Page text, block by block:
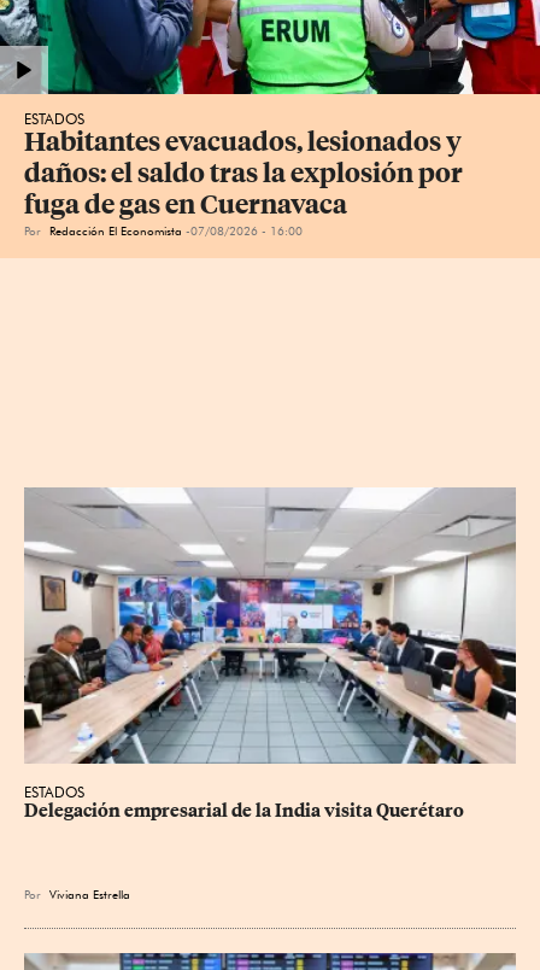
ESTADOS
Habitantes evacuados, lesionados y
daños: el saldo tras la explosión por
fuga de gas en Cuernavaca
Por Redacción El Economista 07/08/2026 - 16:00
ESTADOS
Delegación empresarial de la India visita Querétaro
Por Viviana Estrella